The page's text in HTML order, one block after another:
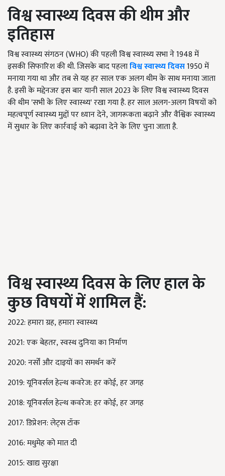
विश्व स्वास्थ्य दिवस की थीम और
इतिहास
विश्व स्वास्थ्य संगठन (WHO) की पहली विश्व स्वास्थ्य सभा ने 1948 में
इसकी सिफारिश की थी. जिसके बादपहलाविश्व स्वास्थ्य दिवस1950में
मनाया गया था और तब से यह हर साल एक अलग थीम के साथ मनाया जाता
है. इसी के मद्देनजर इस बार यानी साल 2023 के लिए विश्व स्वास्थ्य दिवस
की थीम'सभी के लिए स्वास्थ्य'रखा गया है. हर साल अलग-अलग विषयों को
महत्वपूर्ण स्वास्थ्य मुद्दों पर ध्यान देने,जागरूकता बढ़ाने और वैश्विक स्वास्थ्य
में सुधार के लिए कार्रवाई को बढ़ावा देने के लिए चुना जाता है.
विश्व स्वास्थ्य दिवस के लिए हाल के
कुछ विषयों में शामिल हैं:
2022:हमारा ग्रह,हमारा स्वास्थ्य
2021:एक बेहतर,स्वस्थ दुनिया का निर्माण
2020:नर्सों और दाइयों का समर्थन करें
2019:यूनिवर्सल हेल्थ कवरेज: हर कोई,हर जगह
2018:यूनिवर्सल हेल्थ कवरेज: हर कोई,हर जगह
2017:डिप्रेशन: लेट्स टॉक
2016:मधुमेह को मात दी
2015:खाद्य सुरक्षा